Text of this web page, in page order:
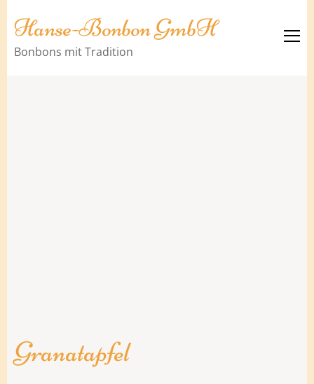
Hanse-Bonbon GmbH
Bonbons mit Tradition
Granatapfel